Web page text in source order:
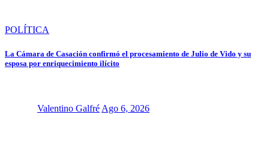
POLÍTICA
La Cámara de Casación confirmó el procesamiento de Julio de Vido y su
esposa por enriquecimiento ilícito
Valentino Galfré Ago 6, 2026